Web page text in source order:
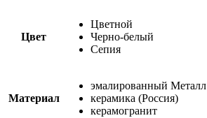
Цвет
Цветной
Черно-белый
Сепия
Материал
эмалированный Металл
керамика (Россия)
керамогранит